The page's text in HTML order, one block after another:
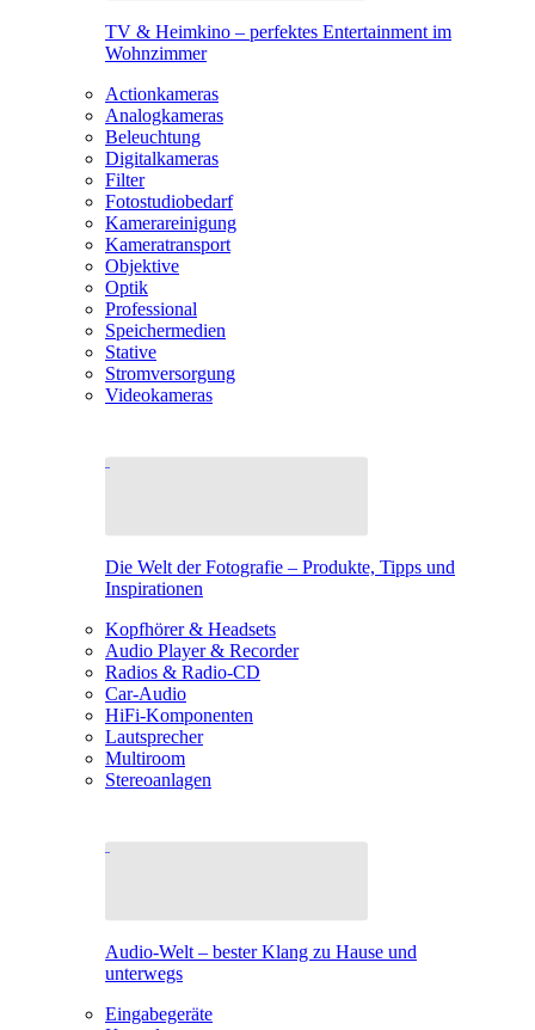
TV & Heimkino – perfektes Entertainment im
Wohnzimmer
Actionkameras
Analogkameras
Beleuchtung
Digitalkameras
Filter
Fotostudiobedarf
Kamerareinigung
Kameratransport
Objektive
Optik
Professional
Speichermedien
Stative
Stromversorgung
Videokameras
Die Welt der Fotografie – Produkte, Tipps und
Inspirationen
Kopfhörer & Headsets
Audio Player & Recorder
Radios & Radio-CD
Car-Audio
HiFi-Komponenten
Lautsprecher
Multiroom
Stereoanlagen
Audio-Welt – bester Klang zu Hause und
unterwegs
Eingabegeräte